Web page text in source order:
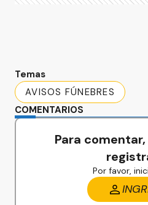
Temas
AVISOS FÚNEBRES
COMENTARIOS
Para
Por favor,